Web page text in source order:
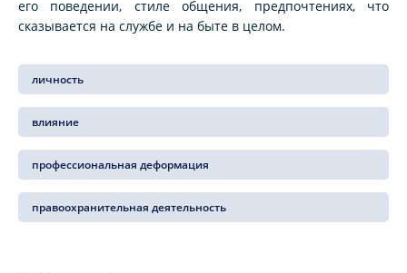
его поведении, стиле общения, предпочтениях, что
сказывается на службе и на быте в целом.
личность
влияние
профессиональная деформация
правоохранительная деятельность